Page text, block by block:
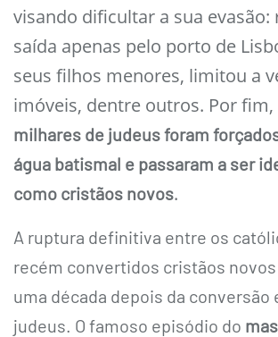
visando dificultar a sua evasão:
saída apenas pelo porto de
seus filhos menores, limitou a
imóveis, dentre outros. Por fim,
milhares de judeus foram
água batismal e passaram a ser
como cristãos novos.
A ruptura definitiva entre os
recém convertidos cristãos
uma década depois da conversão
judeus. O famoso episódio do